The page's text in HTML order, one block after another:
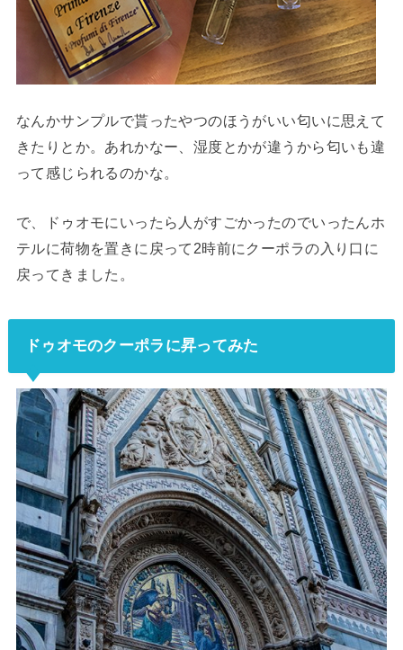
なんかサンプルで貰ったやつのほうがいい匂いに思えて
きたりとか。あれかなー、湿度とかが違うから匂いも違
って感じられるのかな。
で、ドゥオモにいったら人がすごかったのでいったんホ
テルに荷物を置きに戻って2時前にクーポラの入り口に
戻ってきました。
ドゥオモのクーポラに昇ってみた